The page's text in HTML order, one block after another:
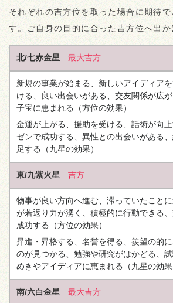
それぞれの吉方位を取った場合に期待
す。ご自身の目的に合った吉方位へ出か
北/七赤金星 最大吉方
新規の事業が始まる、新しいアイディア
ける、良い出会いがある、交友関係が広が
子宝に恵まれる （方位の効果）
金運が上がる、援助を受ける、話術が向
ゼンで成功する、異性との出会いがある
足する （九星の効果）
東/九紫火星 吉方
物事が良い方向へ進む、滞っていたこと
が若返り力が湧く、積極的に行動できる
成功する （方位の効果）
昇進・昇格する、名誉を得る、羨望の的
のが見つかる、勉強や研究がはかどる、
めきやアイディアに恵まれる （九星の効果
南/六白金星 最大吉方